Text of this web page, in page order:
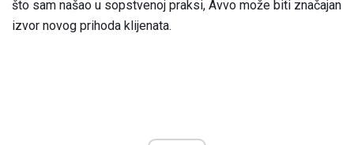
što sam našao u sopstvenoj praksi, Avvo može biti značajan
izvor novog prihoda klijenata.